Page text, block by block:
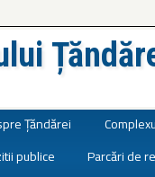
Țăndărei
publice Parcări de